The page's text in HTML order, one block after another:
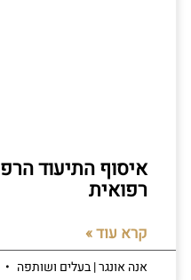
איסוף התיעוד
רפואית
קרא עוד »
אנה אונגר | בעלים ושותפה